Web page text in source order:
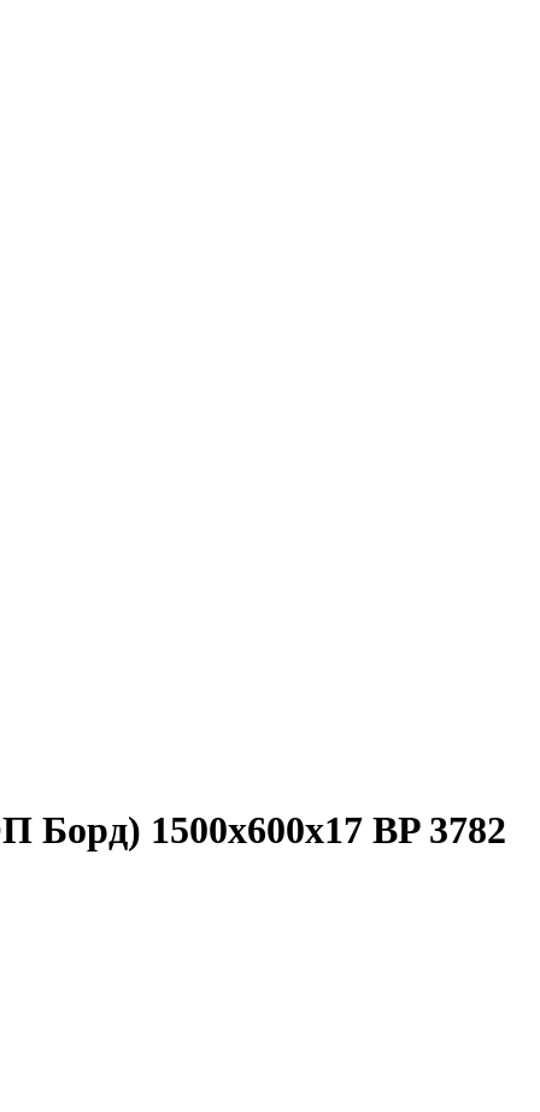
1500x600x17 BP 3782